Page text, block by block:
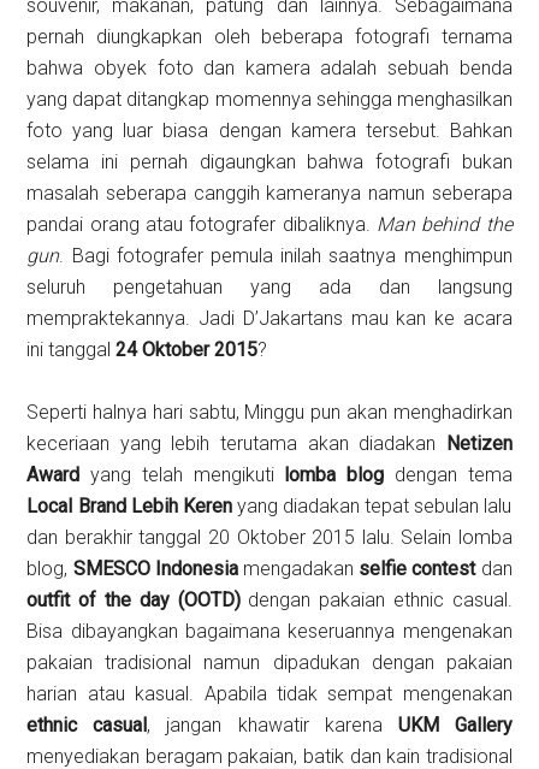
souvenir, makanan, patung dan lainnya. Sebagaimana
pernah diungkapkan oleh beberapa fotografi ternama
bahwa obyek foto dan kamera adalah sebuah benda
yang dapat ditangkap momennya sehingga menghasilkan
foto yang luar biasa dengan kamera tersebut. Bahkan
selama ini pernah digaungkan bahwa fotografi bukan
masalah seberapa canggih kameranya namun seberapa
pandai orang atau fotografer dibaliknya. Man behind the
gun. Bagi fotografer pemula inilah saatnya menghimpun
seluruh pengetahuan yang ada dan langsung
mempraktekannya. Jadi D’Jakartans mau kan ke acara
ini tanggal24 Oktober 2015?
Seperti halnya hari sabtu, Minggu pun akan menghadirkan
keceriaan yang lebih terutama akan diadakan Netizen
Award yang telah mengikuti lomba blog dengan tema
Local Brand Lebih Kerenyang diadakan tepat sebulan lalu
dan berakhir tanggal 20 Oktober 2015 lalu. Selain lomba
blog, SMESCO Indonesiamengadakan selfie contestdan
outfit of the day (OOTD)dengan pakaian ethnic casual.
Bisa dibayangkan bagaimana keseruannya mengenakan
pakaian tradisional namun dipadukan dengan pakaian
harian atau kasual. Apabila tidak sempat mengenakan
ethnic casual, jangan khawatir karena UKM Gallery
menyediakan beragam pakaian, batik dan kain tradisional